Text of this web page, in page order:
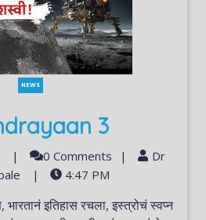
NEWS
3
| 0 Comments |
Dr
| 4:47 PM